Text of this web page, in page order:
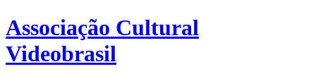
Associação Cultural
Videobrasil